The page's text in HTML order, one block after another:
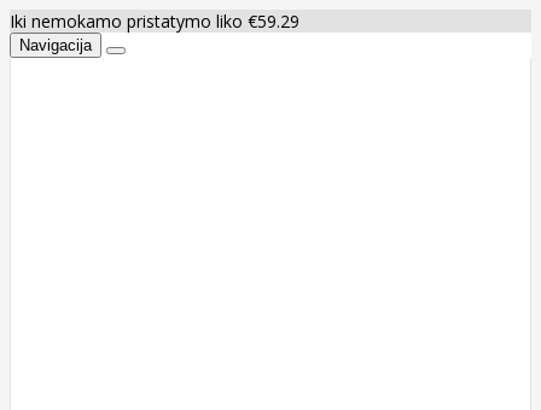
Iki nemokamo pristatymo liko €59.29
Navigacija